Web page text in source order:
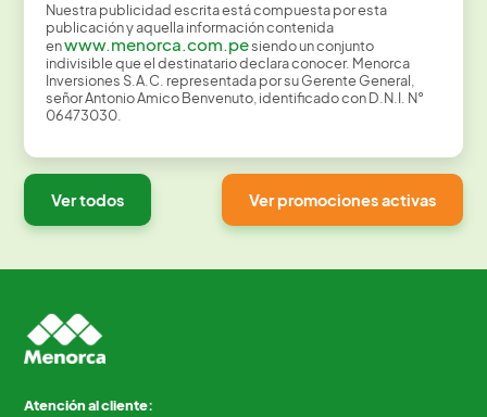
Nuestra publicidad escrita está compuesta por esta
publicación y aquella información contenida
enwww.menorca.com.pesiendo un conjunto
indivisible que el destinatario declara conocer. Menorca
Inversiones S.A.C. representada por su Gerente General,
señor Antonio Amico Benvenuto, identificado con D.N.I. N°
06473030.
Ver todos Ver promociones activas
Atención al cliente: